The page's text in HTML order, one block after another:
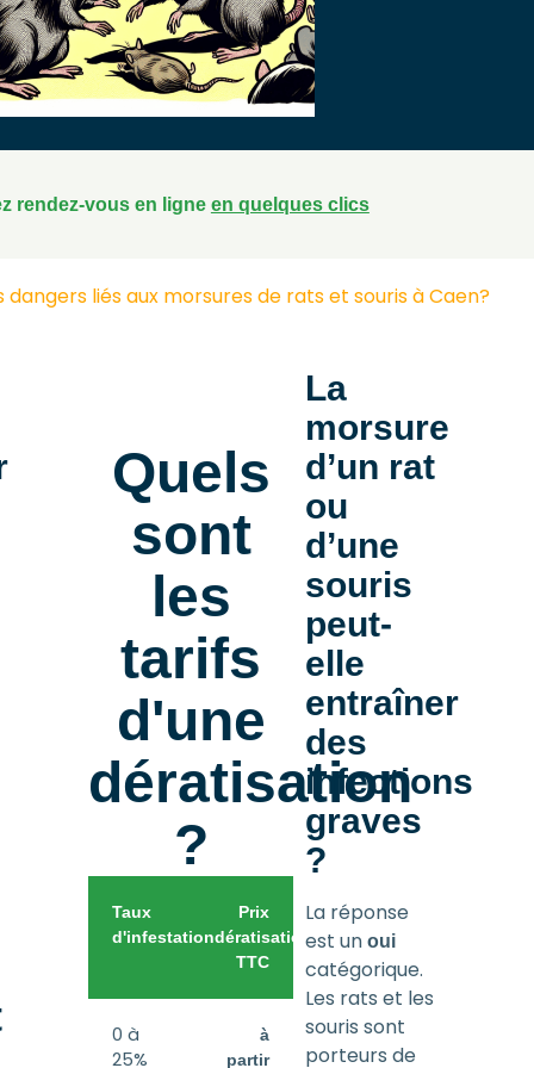
rendez-vous en ligne en quelques clics
liés aux morsures de rats et souris à Caen?
Quels
sont
les
tarifs
d'une
dératisation
?
Taux
d'infestation
Prix
dératisation
TTC
0 à
25%
à
partir
La
morsure
d’un rat
ou
d’une
souris
peut-
elle
entraîner
des
infections
graves
?
La réponse
est un oui
catégorique.
Les rats et les
souris sont
porteurs de